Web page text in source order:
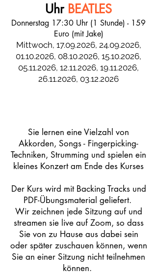
Uhr BEATLES
Donnerstag 17:30 Uhr (1 Stunde) - 159
Euro (mit Jake)
Mittwoch, 17.09.2026, 24.09.2026,
01.10.2026, 08.10.2026, 15.10.2026,
05.11.2026, 12.11.2026, 19.11.2026,
26.11.2026, 03.12.2026
​Sie lernen eine Vielzahl von
Akkorden, Songs - Fingerpicking-
Techniken, Strumming und spielen ein
kleines Konzert am Ende des Kurses
Der Kurs wird mit Backing Tracks und
PDF-Übungsmaterial geliefert.​
Wir zeichnen jede Sitzung auf und
streamen sie live auf Zoom, so dass
Sie von zu Hause aus dabei sein
oder später zuschauen können, wenn
Sie an einer Sitzung nicht teilnehmen
können.